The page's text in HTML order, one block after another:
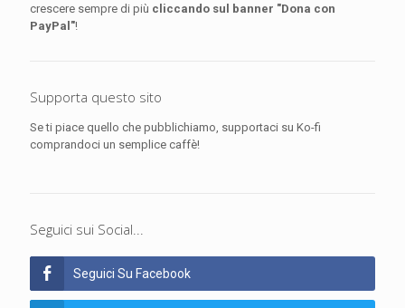
crescere sempre di più cliccando sul banner "Dona con
PayPal"!
Supporta questo sito
Se ti piace quello che pubblichiamo, supportaci su Ko-fi
comprandoci un semplice caffè!
Seguici sui Social...
Seguici Su Facebook